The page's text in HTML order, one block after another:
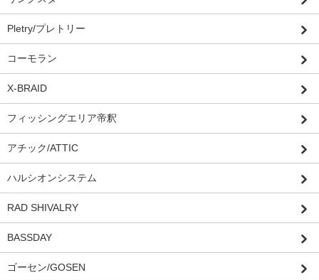
Pletry/プレトリー
コーモラン
X-BRAID
フィッシングエリア帝釈
アチック/ATTIC
ハルシオンシステム
RAD SHIVALRY
BASSDAY
ゴーセン/GOSEN